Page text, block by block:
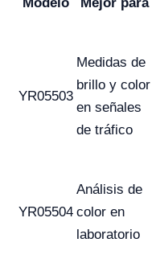
YR05503
Medidas de
brillo y color
en señales
de tráfico
YR05504
Análisis de
color en
laboratorio